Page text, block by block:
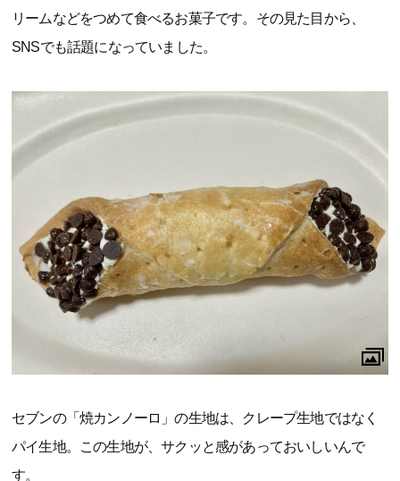
リームなどをつめて食べるお菓子です。その見た目から、
SNSでも話題になっていました。
セブンの「焼カンノーロ」の生地は、クレープ生地ではなく
パイ生地。この生地が、サクッと感があっておいしいんで
す。